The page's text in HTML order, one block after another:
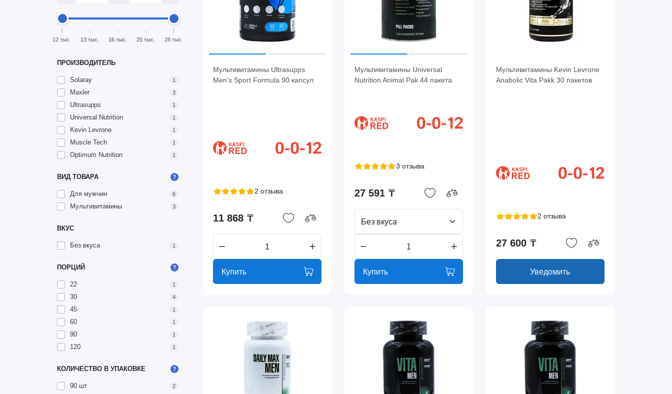
12 тыс. 13 тыс. 16 тыс. 20 тыс. 28 тыс.
ПРОИЗВОДИТЕЛЬ
Solaray 1
Maxler 3
Ultrasupps 1
Universal Nutrition 1
Kevin Levrone 1
Muscle Tech 1
Optimum Nutrition 1
ВИД ТОВАРА
Для мужчин 6
Мультивитамины 3
ВКУС
Без вкуса 1
ПОРЦИЙ
22 1
30 4
45 1
60 1
90 1
120 1
КОЛИЧЕСТВО В УПАКОВКЕ
90 шт 2
Мультивитамины Ultrasupps
Men's Sport Formula 90 капсул
2 отзыва
11 868 ₸
Купить
Мультивитамины Universal
Nutrition Animal Pak 44 пакета
3 отзыва
27 591 ₸
Без вкуса
Купить
Мультивитамины Kevin Levrone
Anabolic Vita Pakk 30 пакетов
2 отзыва
27 600 ₸
Уведомить